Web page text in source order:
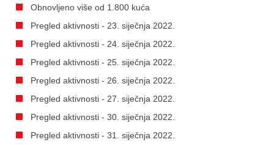
Obnovljeno više od 1.800 kuća
Pregled aktivnosti - 23. siječnja 2022.
Pregled aktivnosti - 24. siječnja 2022.
Pregled aktivnosti - 25. siječnja 2022.
Pregled aktivnosti - 26. siječnja 2022.
Pregled aktivnosti - 27. siječnja 2022.
Pregled aktivnosti - 30. siječnja 2022.
Pregled aktivnosti - 31. siječnja 2022.